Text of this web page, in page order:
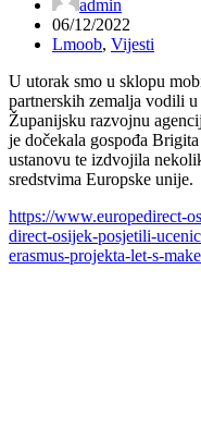
admin
06/12/2022
Lmoob, Vijesti
U utorak smo u sklopu
partnerskih zemalja vodili
Županijsku razvojnu
je dočekala gospođa
ustanovu te izdvojila
sredstvima Europske unije.
https://www.europedirect-
direct-osijek-posjetili-
erasmus-projekta-let-s-